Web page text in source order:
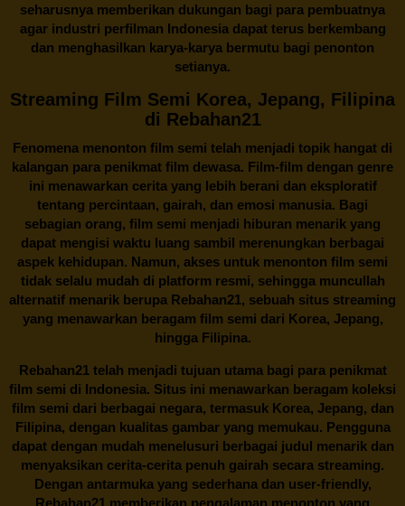
seharusnya memberikan dukungan bagi para pembuatnya
agar industri perfilman Indonesia dapat terus berkembang
dan menghasilkan karya-karya bermutu bagi penonton
setianya.
Streaming Film Semi Korea, Jepang, Filipina
di Rebahan21
Fenomena menonton film semi telah menjadi topik hangat di
kalangan para penikmat film dewasa. Film-film dengan genre
ini menawarkan cerita yang lebih berani dan eksploratif
tentang percintaan, gairah, dan emosi manusia. Bagi
sebagian orang, film semi menjadi hiburan menarik yang
dapat mengisi waktu luang sambil merenungkan berbagai
aspek kehidupan. Namun, akses untuk menonton film semi
tidak selalu mudah di platform resmi, sehingga muncullah
alternatif menarik berupa Rebahan21, sebuah situs streaming
yang menawarkan beragam film semi dari Korea, Jepang,
hingga Filipina.
Rebahan21telah menjadi tujuan utama bagi para penikmat
film semi di Indonesia. Situs ini menawarkan beragam koleksi
film semi dari berbagai negara, termasuk Korea, Jepang, dan
Filipina, dengan kualitas gambar yang memukau. Pengguna
dapat dengan mudah menelusuri berbagai judul menarik dan
menyaksikan cerita-cerita penuh gairah secara streaming.
Dengan antarmuka yang sederhana dan user-friendly,
Rebahan21 memberikan pengalaman menonton yang